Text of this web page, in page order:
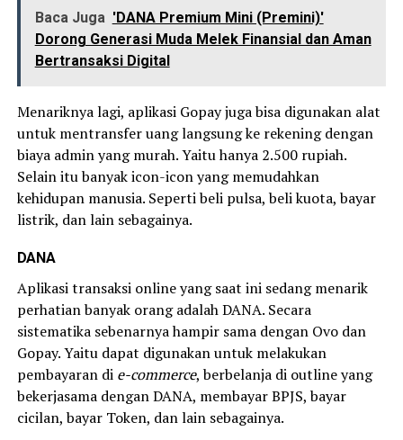
Baca Juga 'DANA Premium Mini (Premini)'
Dorong Generasi Muda Melek Finansial dan Aman
Bertransaksi Digital
Menariknya lagi, aplikasi Gopay juga bisa digunakan alat
untuk mentransfer uang langsung ke rekening dengan
biaya admin yang murah. Yaitu hanya 2.500 rupiah.
Selain itu banyak icon-icon yang memudahkan
kehidupan manusia. Seperti beli pulsa, beli kuota, bayar
listrik, dan lain sebagainya.
DANA
Aplikasi transaksi online yang saat ini sedang menarik
perhatian banyak orang adalah DANA. Secara
sistematika sebenarnya hampir sama dengan Ovo dan
Gopay. Yaitu dapat digunakan untuk melakukan
pembayaran di e-commerce, berbelanja di outline yang
bekerjasama dengan DANA, membayar BPJS, bayar
cicilan, bayar Token, dan lain sebagainya.